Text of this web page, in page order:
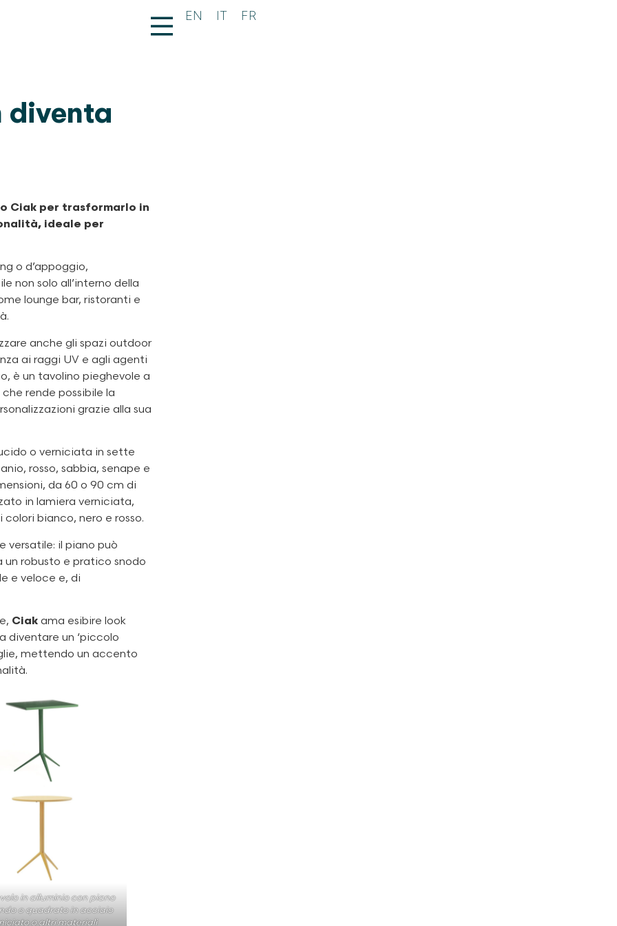
EN IT FR
diventa
Ciak per trasformarlo in
ideale per
o d’appoggio,
non solo all’interno della
lounge bar, ristoranti e
anche gli spazi outdoor
ai raggi UV e agli agenti
è un tavolino pieghevole a
rende possibile la
grazie alla sua
o verniciata in sette
rosso, sabbia, senape e
da 60 o 90 cm di
in lamiera verniciata,
bianco, nero e rosso.
versatile: il piano può
un robusto e pratico snodo
e veloce e, di
Ciak ama esibire look
diventare un ‘piccolo
mettendo un accento
in alluminio con piano
o quadrato in acciaio
o altri materiali